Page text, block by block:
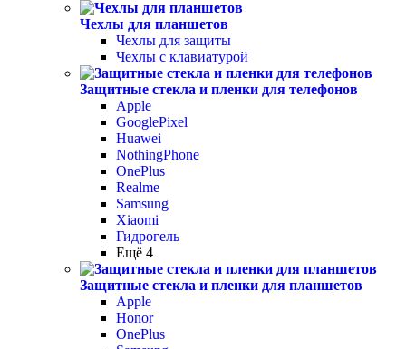
Чехлы для планшетов
Чехлы для защиты
Чехлы с клавиатурой
Защитные стекла и пленки для телефонов
Apple
GooglePixel
Huawei
NothingPhone
OnePlus
Realme
Samsung
Xiaomi
Гидрогель
Ещё 4
Защитные стекла и пленки для планшетов
Apple
Honor
OnePlus